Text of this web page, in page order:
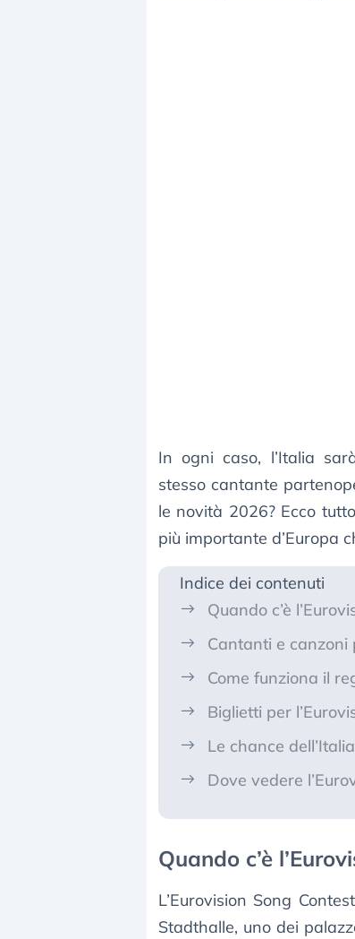
In ogni caso, l’Italia
stesso cantante
le novità 2026? Ecco
più importante d’Europa
Indice dei contenuti
Quando c’è
Cantanti e canzoni
Come funziona il
Biglietti per
Le chance
Dove vedere
Quando c’è
L’Eurovision Song
Stadthalle, uno dei